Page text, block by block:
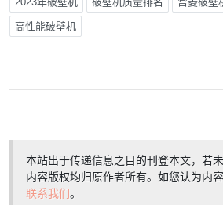
高性能破壁机
本站出于传递信息之目的刊登本文，若
内容版权均归原作者所有。如您认为内
联系我们。